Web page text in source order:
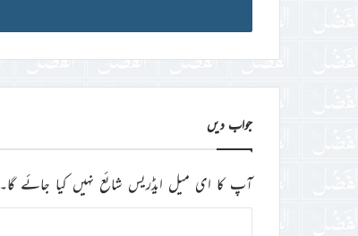
ڈی
جواب دیں
آپ کا ای میل ایڈریس شائع نہیں کیا جائے گا۔